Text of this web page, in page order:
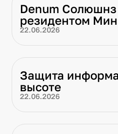
Denum Солюшнз
резидентом
22.06.2026
Защита
высоте
22.06.2026